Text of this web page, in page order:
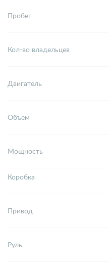
Пробег
Кол-во владельцев
Двигатель
Объем
Мощность
Коробка
Привод
Руль